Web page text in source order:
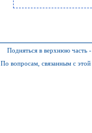
Подняться в верхнюю часть -
По вопросам, связанным с